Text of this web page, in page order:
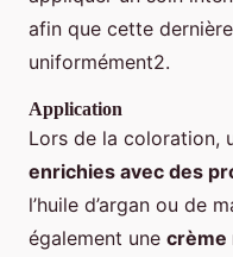
afin que cette
uniformément2.
Application
Lors de la coloration,
enrichies avec des
l’huile d’argan ou de
également une crème